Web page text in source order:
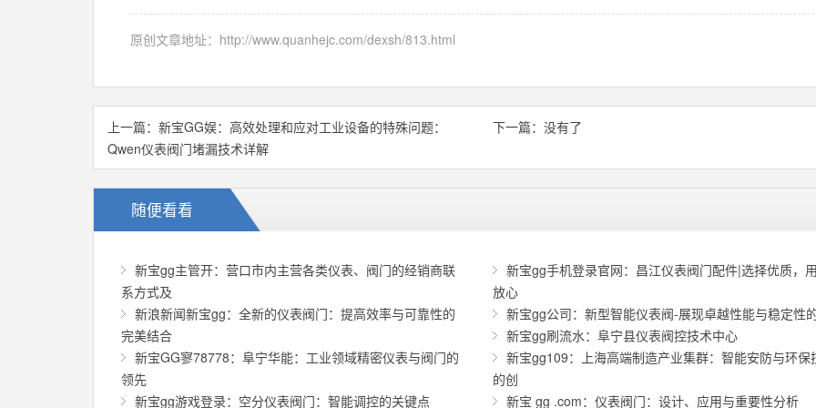
原创文章地址： http://www.quanhejc.com/dexsh/813.html
上一篇： 新宝GG娱：高效处理和应对工业设备的特殊问题：
Qwen仪表阀门堵漏技术详解
下一篇：没有了
随便看看
新宝gg主管开：营口市内主营各类仪表、阀门的经销商联
系方式及
新宝gg手机登录官网：昌江仪表阀门配件|选择优质，
放心
新浪新闻新宝gg：全新的仪表阀门：提高效率与可靠性的
完美结合
新宝gg公司：新型智能仪表阀-展现卓越性能与稳定性
新宝gg刷流水：阜宁县仪表阀控技术中心
新宝GG寥78778：阜宁华能：工业领域精密仪表与阀门的
领先
新宝gg109：上海高端制造产业集群：智能安防与环保
的创
新宝gg游戏登录：空分仪表阀门：智能调控的关键点
新宝 gg .com：仪表阀门：设计、应用与重要性分析